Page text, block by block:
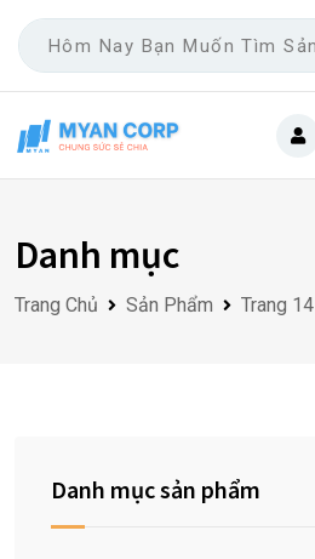
Skip
content
Danh mục
Trang Chủ Sản Phẩm Trang 14
Danh mục sản phẩm